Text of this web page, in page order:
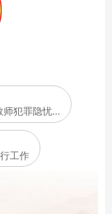
师犯罪隐忧…
工作